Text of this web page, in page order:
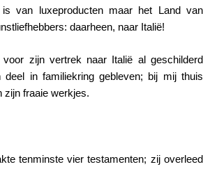
van luxeproducten maar het Land van
daarheen, naar Italië!
zijn vertrek naar Italië al geschilderd
in familiekring gebleven; bij mij thuis
zijn fraaie werkjes.
tenminste vier testamenten; zij overleed